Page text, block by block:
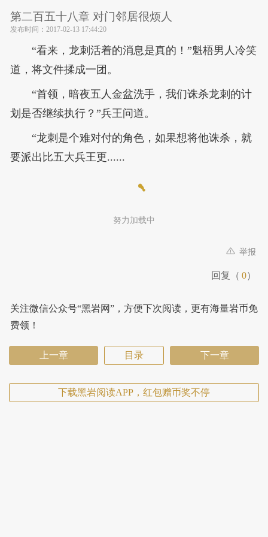
第二百五十八章 对门邻居很烦人
发布时间： 2017-02-13 17:44:20
“看来，龙刺活着的消息是真的！”魁梧男人冷笑
道，将文件揉成一团。
“首领，暗夜五人金盆洗手，我们诛杀龙刺的计
划是否继续执行？”兵王问道。
“龙刺是个难对付的角色，如果想将他诛杀，就
要派出比五大兵王更......
努力加载中
举报
回复（ 0）
关注微信公众号“黑岩网”，方便下次阅读，更有海量岩币免
费领！
上一章 目录 下一章
下载黑岩阅读APP，红包赠币奖不停